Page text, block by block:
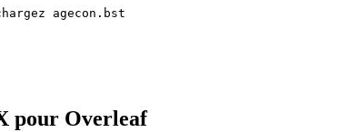
agecon.bst
pour Overleaf